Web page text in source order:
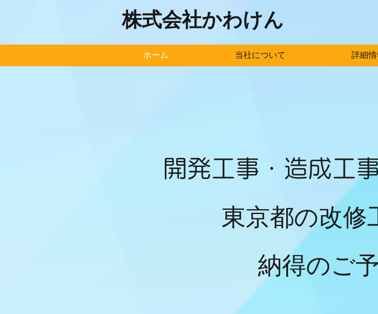
株式会社かわけん
ホーム 当社について 詳細情
開発工事・造成工
東京都の改修
納得のご